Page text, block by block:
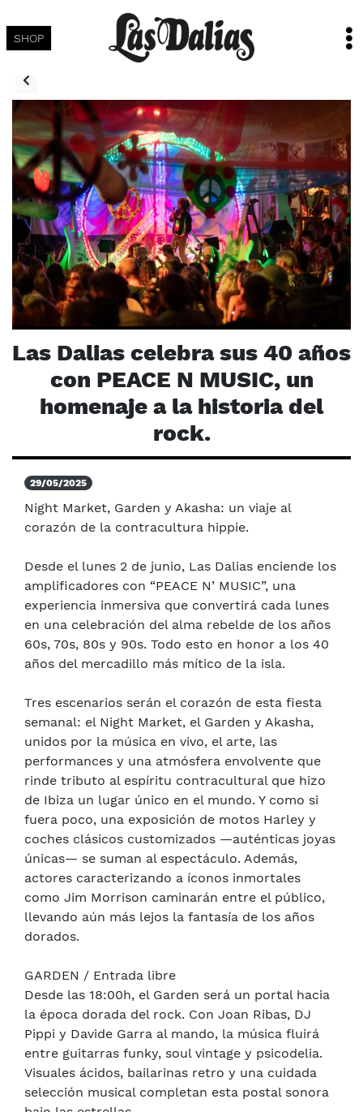
SHOP
Las Dalias celebra sus 40 años
con PEACE N MUSIC, un
homenaje a la historia del
rock.
29/05/2025
Night Market, Garden y Akasha: un viaje al
corazón de la contracultura hippie.
Desde el lunes 2 de junio, Las Dalias enciende los
amplificadores con “PEACE N’ MUSIC”, una
experiencia inmersiva que convertirá cada lunes
en una celebración del alma rebelde de los años
60s, 70s, 80s y 90s. Todo esto en honor a los 40
años del mercadillo más mítico de la isla.
Tres escenarios serán el corazón de esta fiesta
semanal: el Night Market, el Garden y Akasha,
unidos por la música en vivo, el arte, las
performances y una atmósfera envolvente que
rinde tributo al espíritu contracultural que hizo
de Ibiza un lugar único en el mundo. Y como si
fuera poco, una exposición de motos Harley y
coches clásicos customizados —auténticas joyas
únicas— se suman al espectáculo. Además,
actores caracterizando a íconos inmortales
como Jim Morrison caminarán entre el público,
llevando aún más lejos la fantasía de los años
dorados.
GARDEN / Entrada libre
Desde las 18:00h, el Garden será un portal hacia
la época dorada del rock. Con Joan Ribas, DJ
Pippi y Davide Garra al mando, la música fluirá
entre guitarras funky, soul vintage y psicodelia.
Visuales ácidos, bailarinas retro y una cuidada
selección musical completan esta postal sonora